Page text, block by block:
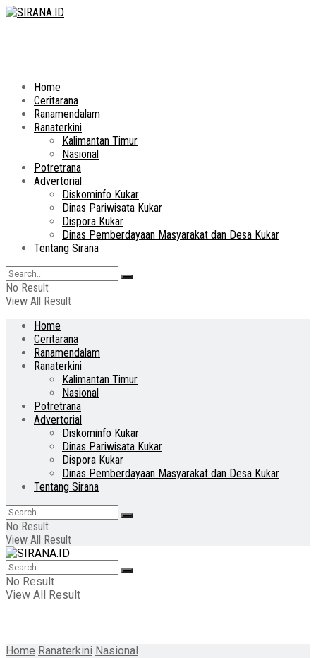
Home
Ceritarana
Ranamendalam
Ranaterkini
Kalimantan Timur
Nasional
Potretrana
Advertorial
Diskominfo Kukar
Dinas Pariwisata Kukar
Dispora Kukar
Dinas Pemberdayaan Masyarakat dan Desa Kukar
Tentang Sirana
No Result
View All Result
Home
Ceritarana
Ranamendalam
Ranaterkini
Kalimantan Timur
Nasional
Potretrana
Advertorial
Diskominfo Kukar
Dinas Pariwisata Kukar
Dispora Kukar
Dinas Pemberdayaan Masyarakat dan Desa Kukar
Tentang Sirana
No Result
View All Result
No Result
View All Result
Home Ranaterkini Nasional